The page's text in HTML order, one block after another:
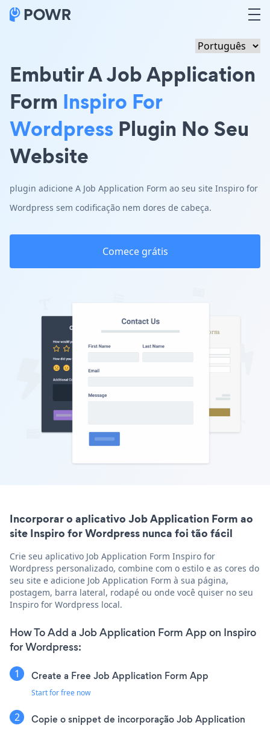
Embutir A Job Application
Form Inspiro For
Wordpress Plugin No Seu
Website
plugin adicione A Job Application Form ao seu site Inspiro for
Wordpress sem codificação nem dores de cabeça.
Comece grátis
Incorporar o aplicativo Job Application Form ao
site Inspiro for Wordpress nunca foi tão fácil
Crie seu aplicativo Job Application Form Inspiro for
Wordpress personalizado, combine com o estilo e as cores do
seu site e adicione Job Application Form à sua página,
postagem, barra lateral, rodapé ou onde você quiser no seu
Inspiro for Wordpress local.
How To Add a Job Application Form App on Inspiro
for Wordpress:
Create a Free Job Application Form App
Start for free now
Copie o snippet de incorporação Job Application